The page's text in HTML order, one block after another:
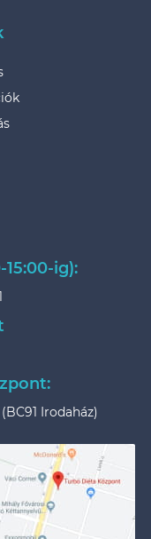
ig):
Irodaház)